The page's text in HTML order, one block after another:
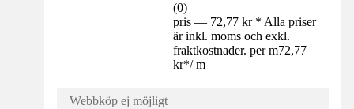
(0)
pris — 72,77 kr * Alla priser
är inkl. moms och exkl.
fraktkostnader. per m72,77
kr*/ m
Webbköp ej möjligt